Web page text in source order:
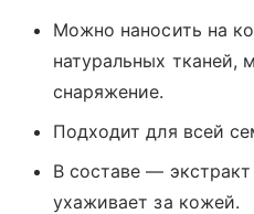
Можно наносить на
натуральных тканей,
снаряжение.
Подходит для всей
В составе —
ухаживает за кожей.